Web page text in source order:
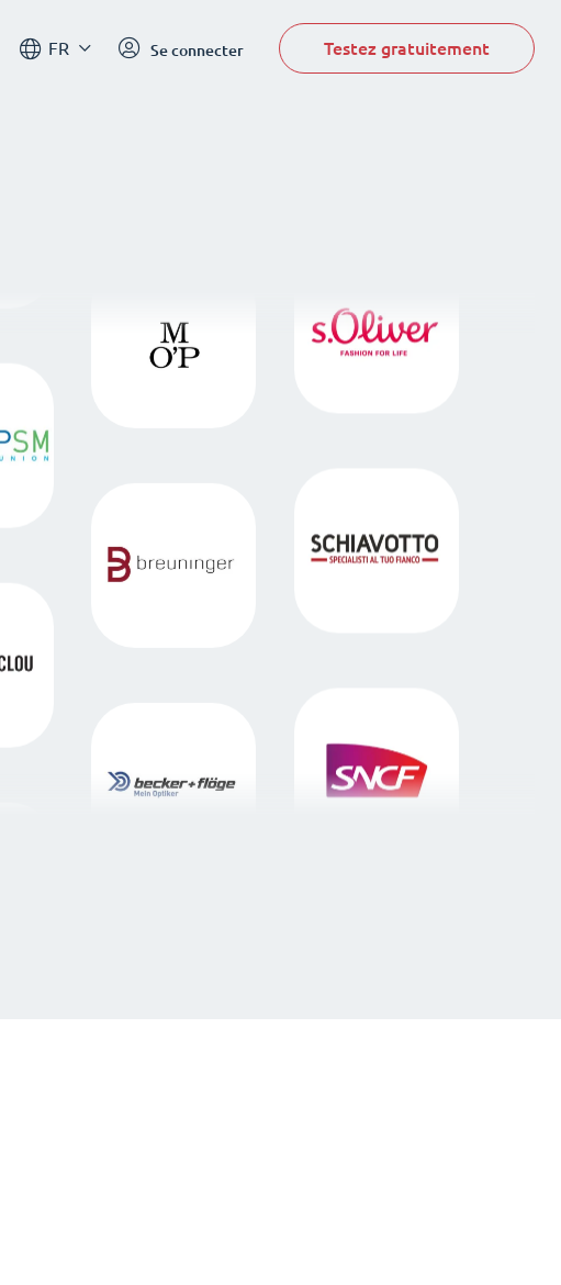
FR Se connecter Testez gratuitement